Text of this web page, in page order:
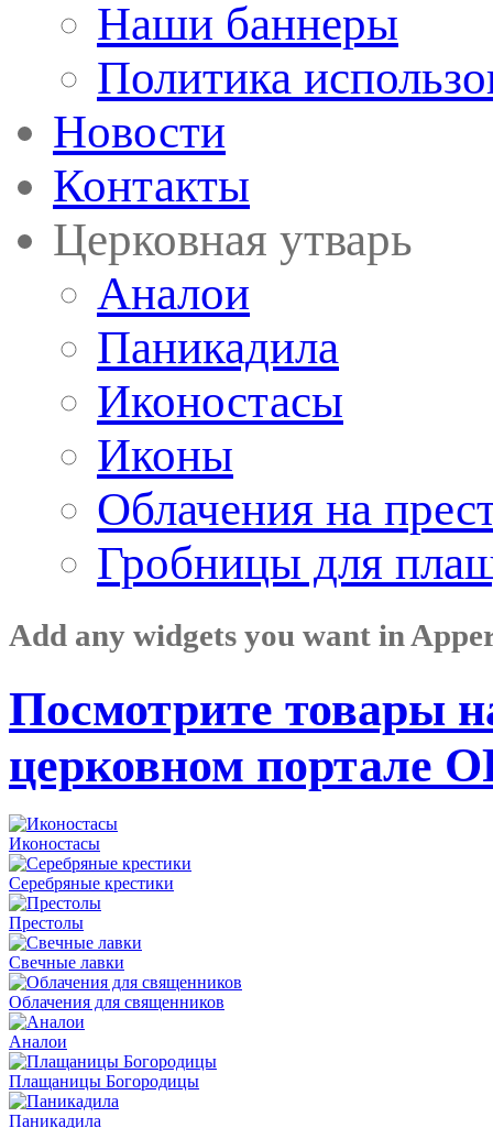
Наши баннеры
Политика
Новости
Контакты
Церковная утварь
Аналои
Паникадила
Иконостасы
Иконы
Облачения на
Гробницы для
Add any widgets you want in
Посмотрите товары
церковном портале
Иконостасы
Серебряные крестики
Престолы
Свечные лавки
Облачения для священников
Аналои
Плащаницы Богородицы
Паникадила